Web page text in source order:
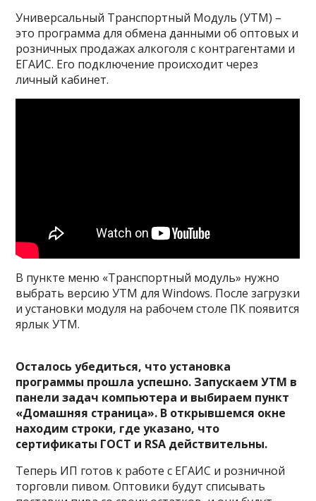
Универсальный Транспортный Модуль (УТМ) –
это программа для обмена данными об оптовых и
розничных продажах алкоголя с контрагентами и
ЕГАИС. Его подключение происходит через
личный кабинет.
В пункте меню «Транспортный модуль» нужно
выбрать версию УТМ для Windows. После загрузки
и установки модуля на рабочем столе ПК появится
ярлык УТМ.
Осталось убедиться, что установка
программы прошла успешно. Запускаем УТМ в
панели задач компьютера и выбираем пункт
«Домашняя страница». В открывшемся окне
находим строки, где указано, что
сертификаты ГОСТ и RSA действительны.
Теперь ИП готов к работе с ЕГАИС и розничной
торговли пивом. Оптовики будут списывать